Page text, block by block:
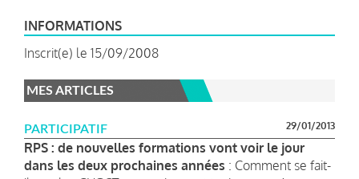
INFORMATIONS
Inscrit(e) le 15/09/2008
MES ARTICLES
PARTICIPATIF 29/01/2013
RPS : de nouvelles formations vont voir le jour
dans les deux prochaines années : Comment se fait-